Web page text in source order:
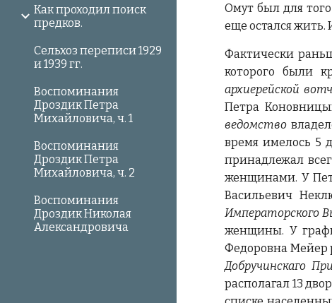
Как проходил поиск
предков.
Сельхоз переписи 1929
и 1939 гг.
Воспоминания
Дроздик Петра
Михайловича, ч. 1
Воспоминания
Дроздик Петра
Михайловича, ч. 2
Воспоминания
Дроздик Николая
Александровича
Омут был для
еще остался жить.
Фактически
которого были
архиерейской
Петра
ведомство
время имелось 5
принадлежал
женщинами. У
Васильевич
Императорского
женщины. У
Федоровна Мейер
Добручинскаго
располагал 13